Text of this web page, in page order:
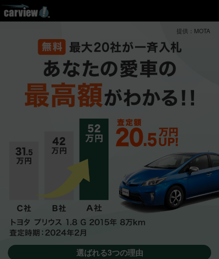
提供：MOTA
選ばれる3つの理由